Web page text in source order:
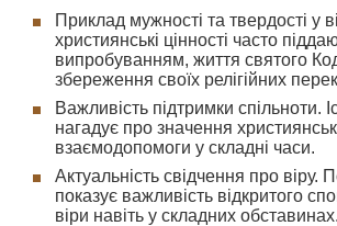
Приклад мужності та твердості у
християнські цінності часто
випробуванням, життя святого
збереження своїх релігійних
Важливість підтримки спільноти.
нагадує про значення
взаємодопомоги у складні часи.
Актуальність свідчення про віру.
показує важливість відкритого
віри навіть у складних обставинах.